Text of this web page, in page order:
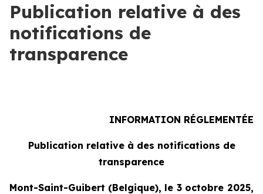
Publication relative à des
notifications de
transparence
INFORMATION RÉGLEMENTÉE
Publication relative à des notifications de
transparence
Mont-Saint-Guibert (Belgique), le 3 octobre 2025,